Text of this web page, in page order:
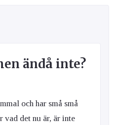
ändå inte?
och har små små
vad det nu är, är inte